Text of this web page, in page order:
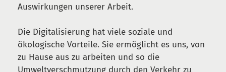
Auswirkungen unserer Arbeit.
Die Digitalisierung hat viele soziale und
ökologische Vorteile. Sie ermöglicht es uns, von
zu Hause aus zu arbeiten und so die
Umweltverschmutzung durch den Verkehr zu